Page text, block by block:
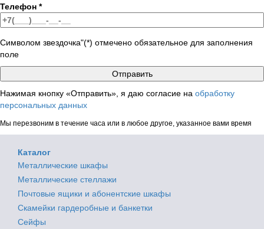
Телефон *
Символом звездочка"(*) отмечено обязательное для заполнения
поле
Нажимая кнопку «Отправить», я даю согласие на обработку
персональных данных
Мы перезвоним в течение часа или в любое другое, указанное вами время
Каталог
Металлические шкафы
Металлические стеллажи
Почтовые ящики и абонентские шкафы
Скамейки гардеробные и банкетки
Сейфы